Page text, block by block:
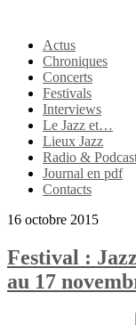
Actus
Chroniques
Concerts
Festivals
Interviews
Le Jazz et…
Lieux Jazz
Radio &
Journal en pdf
Contacts
16 octobre 2015
Festival :
au 17